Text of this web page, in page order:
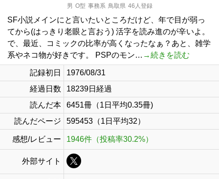
男 O型 事務系 鳥取県 46人登録
SF小説メインにと言いたいところだけど、年で目が弱っ
てから(はっきり老眼と言おう) 活字を読み進のが辛いよ。
で、最近、コミックの比率が高くなったなぁ？あと、雑学
系やネコ物が好きです。 PSPのモン… →続きを読む
記録初日
1976/08/31
経過日数
18239日経過
読んだ本
6451冊（1日平均0.35冊)
読んだページ
595453（1日平均32）
感想/レビュー 1946件（投稿率30.2%）
外部サイト